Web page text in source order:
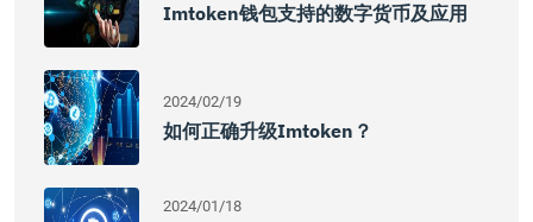
Imtoken钱包支持的数字货币及应用
2024/02/19
如何正确升级imtoken？
2024/01/18